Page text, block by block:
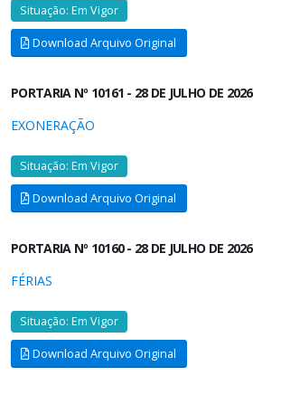
Situação: Em Vigor
Download Arquivo Original
PORTARIA Nº 10161 - 28 DE JULHO DE 2026
EXONERAÇÃO
Situação: Em Vigor
Download Arquivo Original
PORTARIA Nº 10160 - 28 DE JULHO DE 2026
FÉRIAS
Situação: Em Vigor
Download Arquivo Original